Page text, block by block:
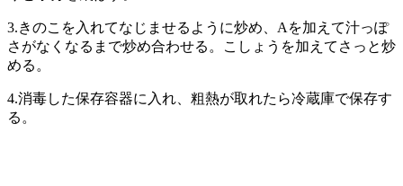
3.きのこを入れてなじませるように炒め、Aを加えて汁っぽ
さがなくなるまで炒め合わせる。こしょうを加えてさっと炒
める。
4.消毒した保存容器に入れ、粗熱が取れたら冷蔵庫で保存す
る。